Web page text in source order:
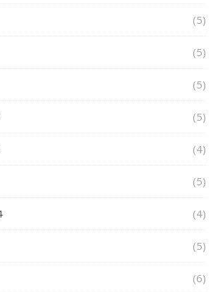
(5)
(5)
(5)
(5)
(4)
(5)
(4)
(5)
(6)